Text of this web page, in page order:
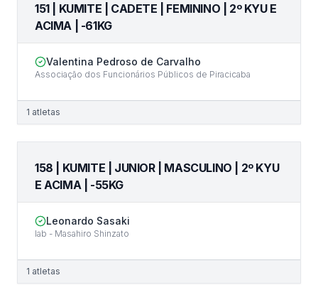
151 | KUMITE | CADETE | FEMININO | 2º KYU E
ACIMA | -61KG
Valentina Pedroso de Carvalho
Associação dos Funcionários Públicos de Piracicaba
1 atletas
158 | KUMITE | JUNIOR | MASCULINO | 2º KYU
E ACIMA | -55KG
Leonardo Sasaki
Iab - Masahiro Shinzato
1 atletas